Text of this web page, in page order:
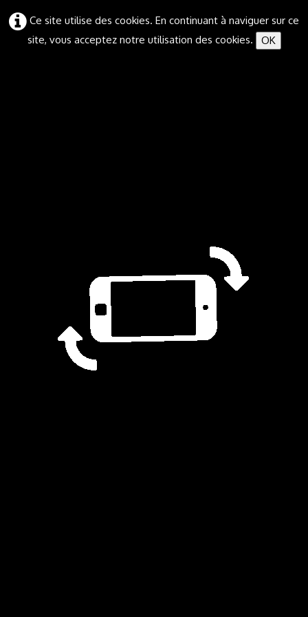
Ce site utilise des cookies. En continuant à naviguer sur ce
site, vous acceptez notre utilisation des cookies.
OK